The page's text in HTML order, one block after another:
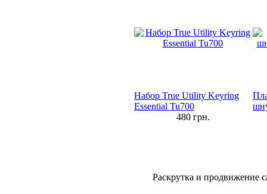
Набор True Utility Keyring
Essential Tu700
480грн.
Раскрутка и продвижение